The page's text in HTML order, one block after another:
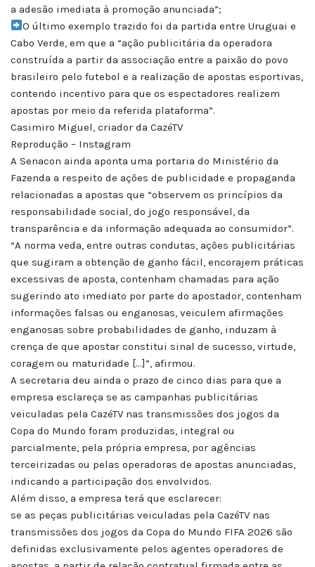
a adesão imediata à promoção anunciada”;
O último exemplo trazido foi da partida entre Uruguai e
Cabo Verde, em que a “ação publicitária da operadora
construída a partir da associação entre a paixão do povo
brasileiro pelo futebol e a realização de apostas esportivas,
contendo incentivo para que os espectadores realizem
apostas por meio da referida plataforma”.
Casimiro Miguel, criador da CazéTV
Reprodução – Instagram
A Senacon ainda aponta uma portaria do Ministério da
Fazenda a respeito de ações de publicidade e propaganda
relacionadas a apostas que “observem os princípios da
responsabilidade social, do jogo responsável, da
transparência e da informação adequada ao consumidor”.
“A norma veda, entre outras condutas, ações publicitárias
que sugiram a obtenção de ganho fácil, encorajem práticas
excessivas de aposta, contenham chamadas para ação
sugerindo ato imediato por parte do apostador, contenham
informações falsas ou enganosas, veiculem afirmações
enganosas sobre probabilidades de ganho, induzam à
crença de que apostar constitui sinal de sucesso, virtude,
coragem ou maturidade […]”, afirmou.
A secretaria deu ainda o prazo de cinco dias para que a
empresa esclareça se as campanhas publicitárias
veiculadas pela CazéTV nas transmissões dos jogos da
Copa do Mundo foram produzidas, integral ou
parcialmente, pela própria empresa, por agências
terceirizadas ou pelas operadoras de apostas anunciadas,
indicando a participação dos envolvidos.
Além disso, a empresa terá que esclarecer:
se as peças publicitárias veiculadas pela CazéTV nas
transmissões dos jogos da Copa do Mundo FIFA 2026 são
definidas exclusivamente pelos agentes operadores de